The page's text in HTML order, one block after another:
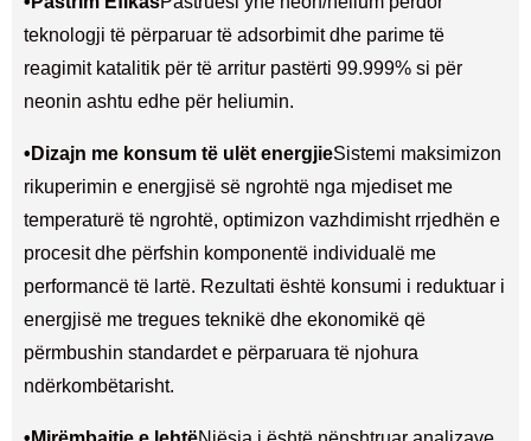
teknologji të përparuar të adsorbimit dhe parime të
reagimit katalitik për të arritur pastërti 99.999% si për
neonin ashtu edhe për heliumin.
• Dizajn me konsum të ulët energjieSistemi maksimizon
rikuperimin e energjisë së ngrohtë nga mjediset me
temperaturë të ngrohtë, optimizon vazhdimisht rrjedhën e
procesit dhe përfshin komponentë individualë me
performancë të lartë. Rezultati është konsumi i reduktuar i
energjisë me tregues teknikë dhe ekonomikë që
përmbushin standardet e përparuara të njohura
ndërkombëtarisht.